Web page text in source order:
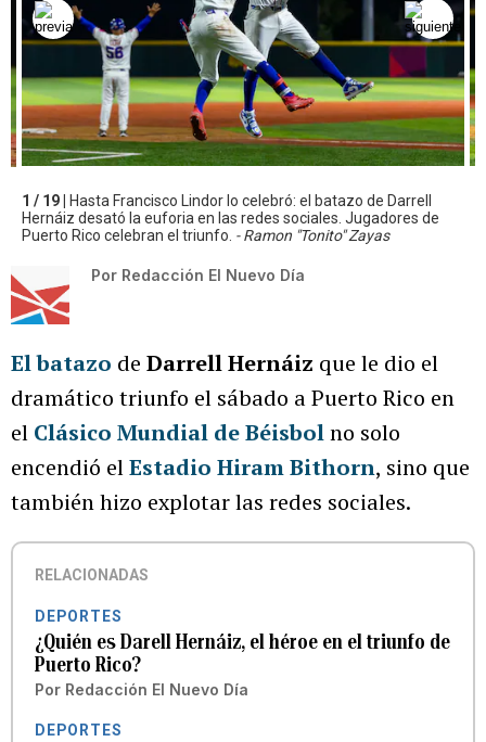
1 / 19 |
Hasta Francisco Lindor lo celebró: el batazo de Darrell
Hernáiz desató la euforia en las redes sociales. Jugadores de
Puerto Rico celebran el triunfo. - Ramon "Tonito" Zayas
Por Redacción El Nuevo Día
El batazo de Darrell Hernáiz que le dio el
dramático triunfo el sábado a Puerto Rico en
el Clásico Mundial de Béisbolno solo
encendió elEstadio Hiram Bithorn, sino que
también hizo explotar las redes sociales.
RELACIONADAS
DEPORTES
¿Quién es Darell Hernáiz, el héroe en el triunfo de
Puerto Rico?
Por Redacción El Nuevo Día
DEPORTES